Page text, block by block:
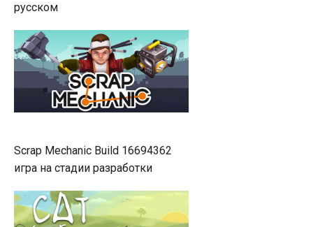
русском
Scrap Mechanic Build 16694362
игра на стадии разработки